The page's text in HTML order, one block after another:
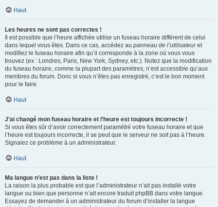
Haut
Les heures ne sont pas correctes !
Il est possible que l’heure affichée utilise un fuseau horaire différent de celui
dans lequel vous êtes. Dans ce cas, accédez au panneau de l’utilisateuret
modifiez le fuseau horaire afin qu’il corresponde à la zone où vous vous
trouvez (ex : Londres, Paris, New York, Sydney, etc.). Notez que la modification
du fuseau horaire, comme la plupart des paramètres, n’est accessible qu’aux
membres du forum. Donc si vous n’êtes pas enregistré, c’est le bon moment
pour le faire.
Haut
J’ai changé mon fuseau horaire et l’heure est toujours incorrecte !
Si vous êtes sûr d’avoir correctement paramétré votre fuseau horaire et que
l’heure est toujours incorrecte, il se peut que le serveur ne soit pas à l’heure.
Signalez ce problème à un administrateur.
Haut
Ma langue n’est pas dans la liste !
La raison la plus probable est que l’administrateur n’ait pas installé votre
langue ou bien que personne n’ait encore traduit phpBB dans votre langue.
Essayez de demander à un administrateur du forum d’installer la langue